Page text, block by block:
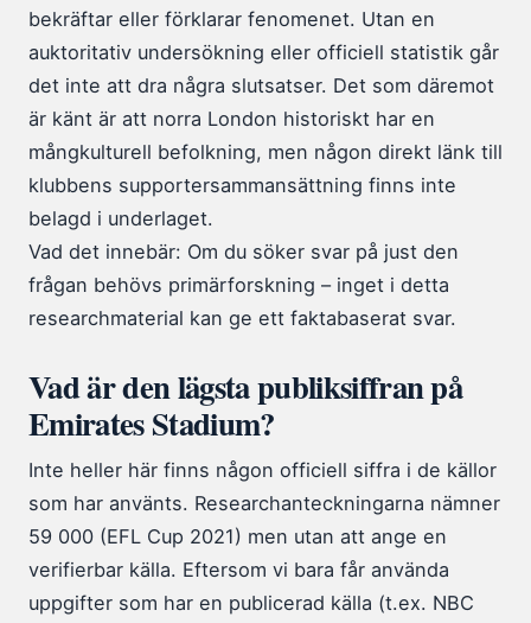
bekräftar eller förklarar fenomenet. Utan en
auktoritativ undersökning eller officiell statistik går
det inte att dra några slutsatser. Det som däremot
är känt är att norra London historiskt har en
mångkulturell befolkning, men någon direkt länk till
klubbens supportersammansättning finns inte
belagd i underlaget.
Vad det innebär: Om du söker svar på just den
frågan behövs primärforskning – inget i detta
researchmaterial kan ge ett faktabaserat svar.
Vad är den lägsta publiksiffran på
Emirates Stadium?
Inte heller här finns någon officiell siffra i de källor
som har använts. Researchanteckningarna nämner
59 000 (EFL Cup 2021) men utan att ange en
verifierbar källa. Eftersom vi bara får använda
uppgifter som har en publicerad källa (t.ex. NBC